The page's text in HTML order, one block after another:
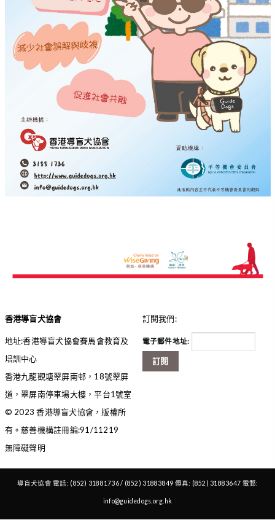
香港導盲犬協會
地址:香港導盲犬協會賽馬會教育及
培訓中心
香港九龍觀塘翠屏南邨，18號翠屏
道，翠屏南停車場大樓，平台1號室
© 2023 香港導盲犬協會，版權所
有。慈善機構註冊編:91/11219
無障礙聲明
訂閱我們:
電子郵件地址:
訂閱
導盲犬協會 電話: (852) 31881736 / (852) 31883849 傳真: (852) 31883647 電郵:
info@guidedogs.org.hk